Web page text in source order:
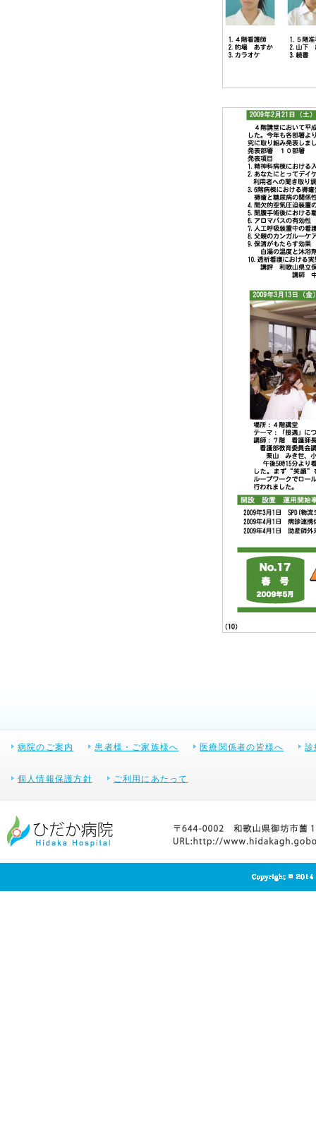
病院のご案内 患者様・ご家族様へ 医療関係者の皆様へ 診
個人情報保護方針 ご利用にあたって